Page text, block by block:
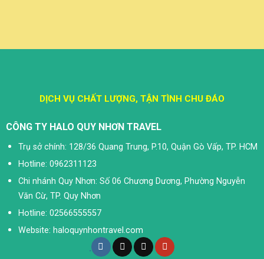
DỊCH VỤ CHẤT LƯỢNG, TẬN TÌNH CHU ĐÁO
CÔNG TY HALO QUY NHƠN TRAVEL
Trụ sở chính: 128/36 Quang Trung, P.10, Quận Gò Vấp, TP. HCM
Hotline: 0962311123
Chi nhánh Quy Nhơn: Số 06 Chương Dương, Phường Nguyễn
Văn Cừ, TP. Quy Nhơn
Hotline: 02566555557
Website: haloquynhontravel.com